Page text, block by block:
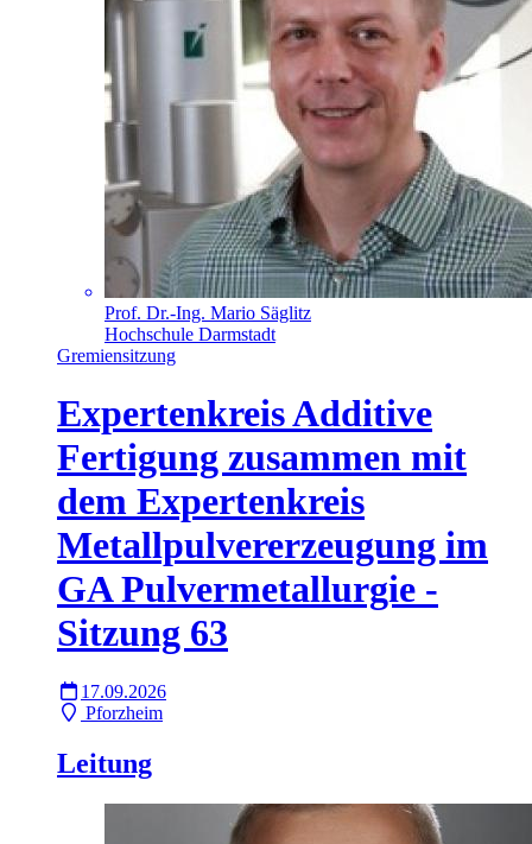
Prof. Dr.-Ing. Mario Säglitz
Hochschule Darmstadt
Gremiensitzung
Expertenkreis Additive
Fertigung zusammen mit
dem Expertenkreis
Metallpulvererzeugung im
GA Pulvermetallurgie -
Sitzung 63
17.09.2026
Pforzheim
Leitung